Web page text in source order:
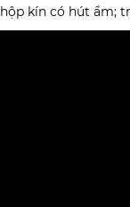
kín có hút ẩm;